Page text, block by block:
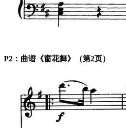
P2：曲谱《窗花舞》（第2页）